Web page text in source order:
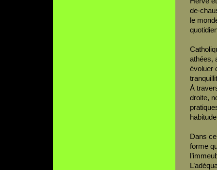
de-
le
athées,
évoluer
À
droite,
Dans
forme